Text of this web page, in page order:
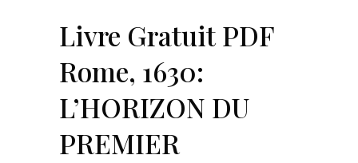
Livre Gratuit PDF
Rome, 1630:
L’HORIZON DU
PREMIER